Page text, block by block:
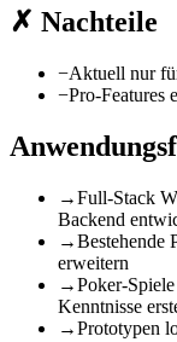
✗ Nachteile
−Aktuell nur
−Pro-Features
→Full-Stack
Backend
→Bestehende
erweitern
→Poker-
Kenntnisse
→Prototypen